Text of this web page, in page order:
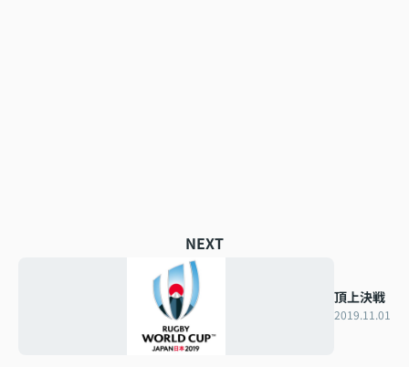
NEXT
頂上決戦
2019.11.01